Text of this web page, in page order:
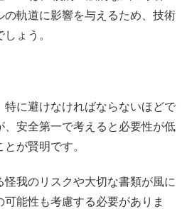
の軌道に影響を与えるため、技術
ょう。
特に避けなければならないほどで
、安全第一で考えると必要性が低
が賢明です。
我のリスクや大切な書類が風に
能性も考慮する必要がありま